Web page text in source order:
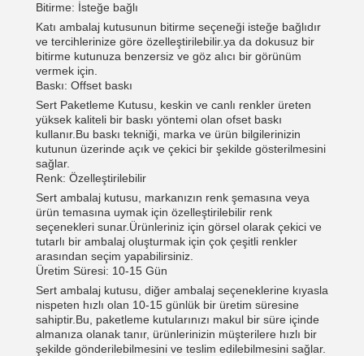
Bitirme: İsteğe bağlı
Katı ambalaj kutusunun bitirme seçeneği isteğe bağlıdır
ve tercihlerinize göre özelleştirilebilir.ya da dokusuz bir
bitirme kutunuza benzersiz ve göz alıcı bir görünüm
vermek için.
Baskı: Offset baskı
Sert Paketleme Kutusu, keskin ve canlı renkler üreten
yüksek kaliteli bir baskı yöntemi olan ofset baskı
kullanır.Bu baskı tekniği, marka ve ürün bilgilerinizin
kutunun üzerinde açık ve çekici bir şekilde gösterilmesini
sağlar.
Renk: Özelleştirilebilir
Sert ambalaj kutusu, markanızın renk şemasına veya
ürün temasına uymak için özelleştirilebilir renk
seçenekleri sunar.Ürünleriniz için görsel olarak çekici ve
tutarlı bir ambalaj oluşturmak için çok çeşitli renkler
arasından seçim yapabilirsiniz.
Üretim Süresi: 10-15 Gün
Sert ambalaj kutusu, diğer ambalaj seçeneklerine kıyasla
nispeten hızlı olan 10-15 günlük bir üretim süresine
sahiptir.Bu, paketleme kutularınızı makul bir süre içinde
almanıza olanak tanır, ürünlerinizin müşterilere hızlı bir
şekilde gönderilebilmesini ve teslim edilebilmesini sağlar.